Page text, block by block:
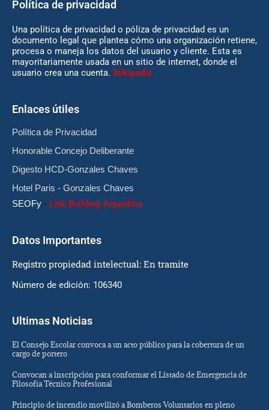
Política de privacidad
Una política de privacidad o póliza de privacidad es un
documento legal que plantea cómo una organización retiene,
procesa o maneja los datos del usuario y cliente. Esta es
mayoritariamente usada en un sitio de internet, donde el
usuario crea una cuenta. Wikipedia
Enlaces útiles
Política de Privacidad
Honorable Concejo Deliberante
Digesto HCD-Gonzales Chaves
Hotel Paris - Gonzales Chaves
SEOFy - Link Building Argentina
Datos Importantes
Registro propiedad intelectual: En tramite
Número de edición: 106340
Ultimas Noticias
El Consejo Escolar convoca a un acto público para la cobertura de un
cargo de portero
Convocan a inscripción para conformar el Listado de Emergencia de
Filosofía Técnico Profesional
Principio de incendio movilizó a Bomberos Voluntarios en pleno